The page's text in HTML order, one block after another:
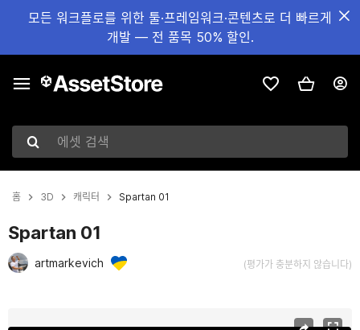
모든 워크플로를 위한 툴·프레임워크·콘텐츠로 더 빠르게
개발 — 전 품목 50% 할인.
에셋 검색
홈 3D 캐릭터 Spartan 01
Spartan 01
artmarkevich (평가가 충분하지 않습니다)